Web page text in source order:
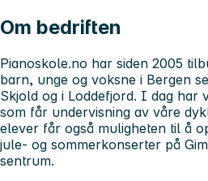
Om bedriften
Pianoskole.no har siden 2005
barn, unge og voksne i Bergen
Skjold og i Loddefjord. I dag har
som får undervisning av våre
elever får også muligheten til å
jule- og sommerkonserter på
sentrum.